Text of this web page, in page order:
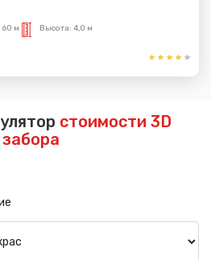
60 м Высота: 4,0 м
стоимости 3D
забора